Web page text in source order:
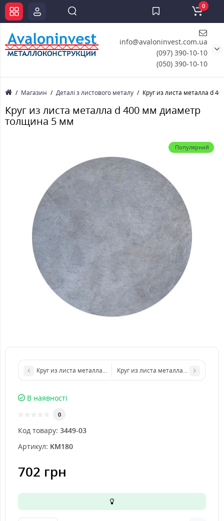
info@avaloninvest.com.ua
(097) 390-10-10
(050) 390-10-10
0
Магазин Деталі з листового металу Круг из листа металла d
Круг из листа металла d 400 мм диаметр
толщина 5 мм
Популярний
Круг из листа металла d 300 мм диаметр толщина 5 мм
Круг из листа металла d 500 мм
В наявності
0
Код товару: 3449-03
Артикул: KM180
702 грн